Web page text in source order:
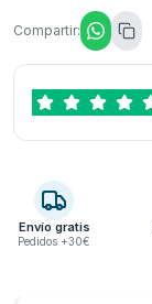
Compartir:
Envío gratis
Pedidos +30€